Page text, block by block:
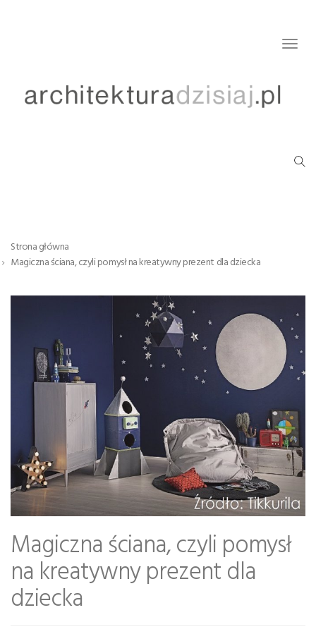
Strona główna
Magiczna ściana, czyli pomysł na kreatywny prezent dla dziecka
Magiczna ściana, czyli pomysł
na kreatywny prezent dla
dziecka